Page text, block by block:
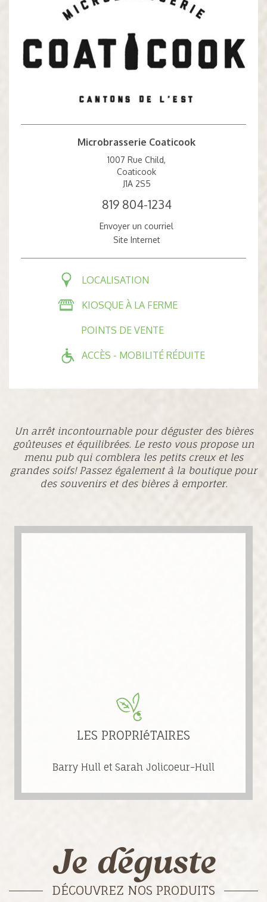
Microbrasserie Coaticook
1007 Rue Child,
Coaticook
J1A 2S5
819 804-1234
Envoyer un courriel
Site Internet
LOCALISATION
KIOSQUE À LA FERME
POINTS DE VENTE
ACCÈS - MOBILITÉ RÉDUITE
Un arrêt incontournable pour déguster des bières
goûteuses et équilibrées. Le resto vous propose un
menu pub qui comblera les petits creux et les
grandes soifs! Passez également à la boutique pour
des souvenirs et des bières à emporter.
LES PROPRIéTAIRES
Barry Hull et Sarah Jolicoeur-Hull
Je déguste
DÉCOUVREZ NOS PRODUITS